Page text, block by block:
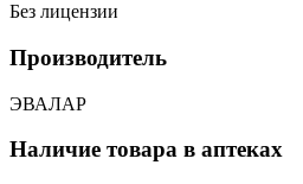
Без лицензии
Производитель
ЭВАЛАР
Наличие товара в аптеках